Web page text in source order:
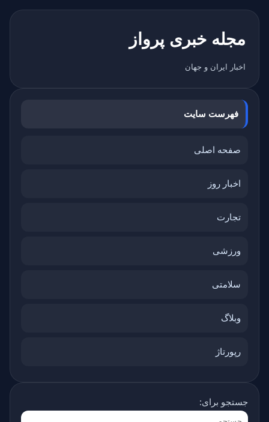
مجله خبری پرواز
اخبار ایران و جهان
فهرست سایت
صفحه اصلی
اخبار روز
تجارت
ورزشی
سلامتی
وبلاگ
رپورتاژ
جستجو برای: